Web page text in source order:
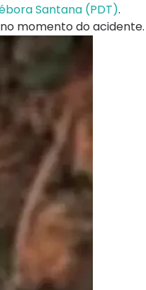
Santana (PDT).
momento do acidente.